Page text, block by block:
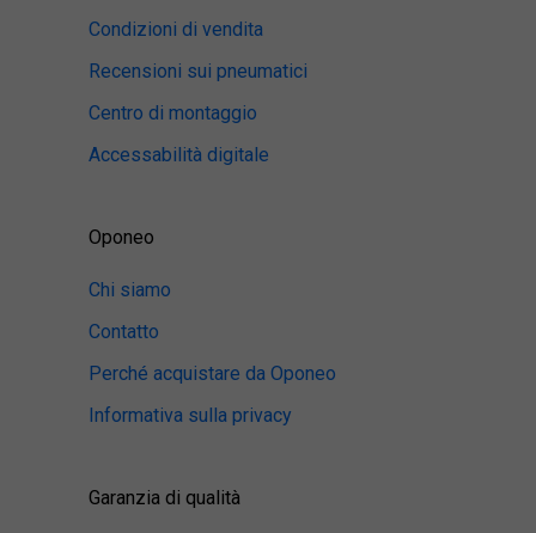
Condizioni di vendita
Recensioni sui pneumatici
Centro di montaggio
Accessabilità digitale
Oponeo
Chi siamo
Contatto
Perché acquistare da Oponeo
Informativa sulla privacy
Garanzia di qualità